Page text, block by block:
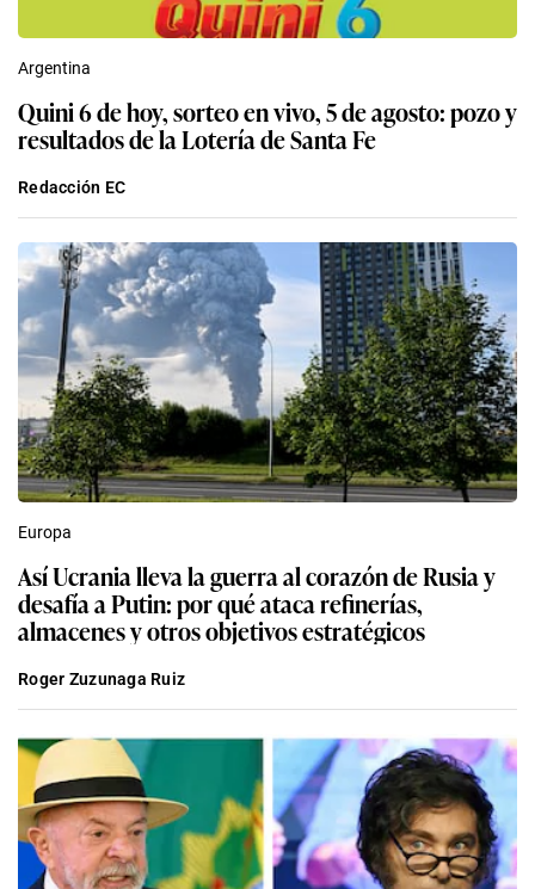
Argentina
Quini 6 de hoy, sorteo en vivo, 5 de agosto: pozo y
resultados de la Lotería de Santa Fe
Redacción EC
Europa
Así Ucrania lleva la guerra al corazón de Rusia y
desafía a Putin: por qué ataca refinerías,
almacenes y otros objetivos estratégicos
Roger Zuzunaga Ruiz